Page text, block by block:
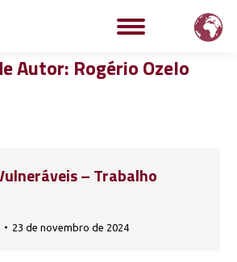
Autor: Rogério Ozelo
– Trabalho
23 de novembro de 2024